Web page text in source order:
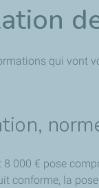
qui vont
000 € pose
conforme, la